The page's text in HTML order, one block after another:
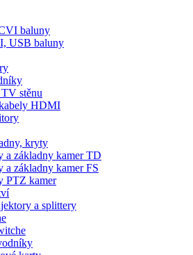
baluny
USB baluny
stěnu
HDMI
kryty
a základny kamer TD
a základny kamer FS
PTZ kamer
a splittery